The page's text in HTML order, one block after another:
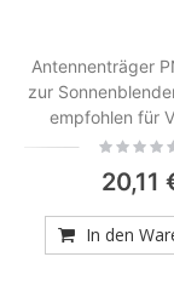
Antennenträger
zur
empfohlen für
Rating:
20,11
In den